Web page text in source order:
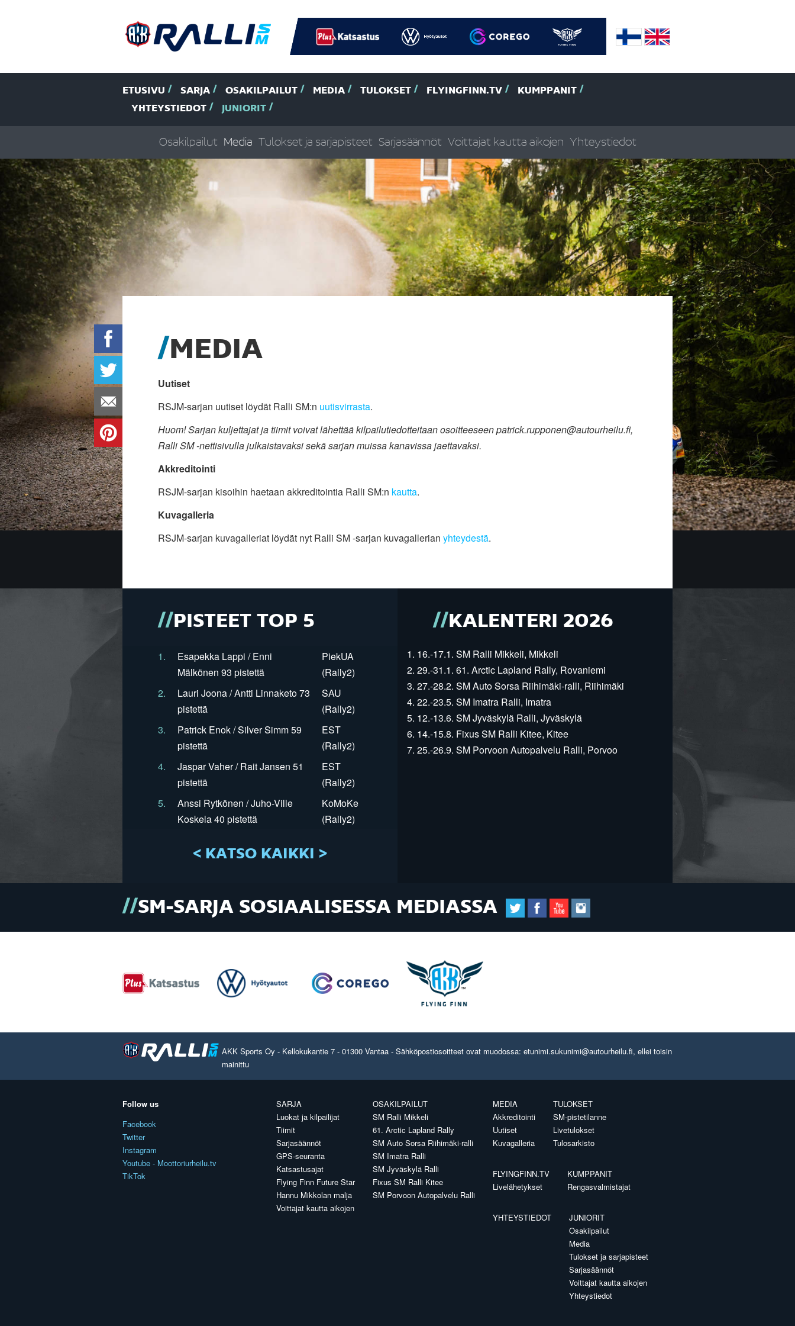
ETUSIVU SARJA OSAKILPAILUT MEDIA TULOKSET FLYINGFINN.TV
KUMPPANIT
YHTEYSTIEDOT
JUNIORIT
Osakilpailut Media Tulokset ja sarjapisteet Sarjasäännöt Voittajat kautta aikojen Yhteystiedot
MEDIA
Uutiset
RSJM-sarjan uutiset löydät Ralli SM:n uutisvirrasta.
Huom! Sarjan kuljettajat ja tiimit voivat lähettää kilpailutiedotteitaan osoitteeseen patrick.rupponen@autourheilu.fi,
Ralli SM -nettisivulla julkaistavaksi sekä sarjan muissa kanavissa jaettavaksi.
Akkreditointi
RSJM-sarjan kisoihin haetaan akkreditointia Ralli SM:n kautta.
Kuvagalleria
RSJM-sarjan kuvagalleriat löydät nyt Ralli SM -sarjan kuvagallerian yhteydestä.
PISTEET TOP 5
1.
Esapekka Lappi / Enni
Mälkönen 93 pistettä
PiekUA
(Rally2)
2.
Lauri Joona / Antti Linnaketo 73
pistettä
SAU
(Rally2)
3.
Patrick Enok / Silver Simm 59
pistettä
EST
(Rally2)
4.
Jaspar Vaher / Rait Jansen 51
pistettä
EST
(Rally2)
5.
Anssi Rytkönen / Juho-Ville
Koskela 40 pistettä
KoMoKe
(Rally2)
< KATSO KAIKKI >
KALENTERI 2026
1. 16.-17.1. SM Ralli Mikkeli, Mikkeli
2. 29.-31.1. 61. Arctic Lapland Rally, Rovaniemi
3. 27.-28.2. SM Auto Sorsa Riihimäki-ralli, Riihimäki
4. 22.-23.5. SM Imatra Ralli, Imatra
5. 12.-13.6. SM Jyväskylä Ralli, Jyväskylä
6. 14.-15.8. Fixus SM Ralli Kitee, Kitee
7. 25.-26.9. SM Porvoon Autopalvelu Ralli, Porvoo
SM-SARJA SOSIAALISESSA MEDIASSA
AKK Sports Oy - Kellokukantie 7 - 01300 Vantaa - Sähköpostiosoitteet ovat muodossa: etunimi.sukunimi@autourheilu.fi, ellei toisin
mainittu
Follow us
Facebook
Twitter
Instagram
Youtube - Moottoriurheilu.tv
TikTok
SARJA
Luokat ja kilpailijat
Tiimit
Sarjasäännöt
GPS-seuranta
Katsastusajat
Flying Finn Future Star
Hannu Mikkolan malja
Voittajat kautta aikojen
OSAKILPAILUT
SM Ralli Mikkeli
61. Arctic Lapland Rally
SM Auto Sorsa Riihimäki-ralli
SM Imatra Ralli
SM Jyväskylä Ralli
Fixus SM Ralli Kitee
SM Porvoon Autopalvelu Ralli
MEDIA
Akkreditointi
Uutiset
Kuvagalleria
TULOKSET
SM-pistetilanne
Livetulokset
Tulosarkisto
FLYINGFINN.TV
Livelähetykset
KUMPPANIT
Rengasvalmistajat
YHTEYSTIEDOT
JUNIORIT
Osakilpailut
Media
Tulokset ja sarjapisteet
Sarjasäännöt
Voittajat kautta aikojen
Yhteystiedot